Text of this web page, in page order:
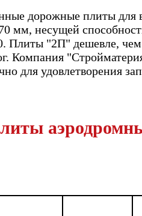
дорожные плиты
мм, несущей
Плиты "2П" дешевле,
Компания
для удовлетворения